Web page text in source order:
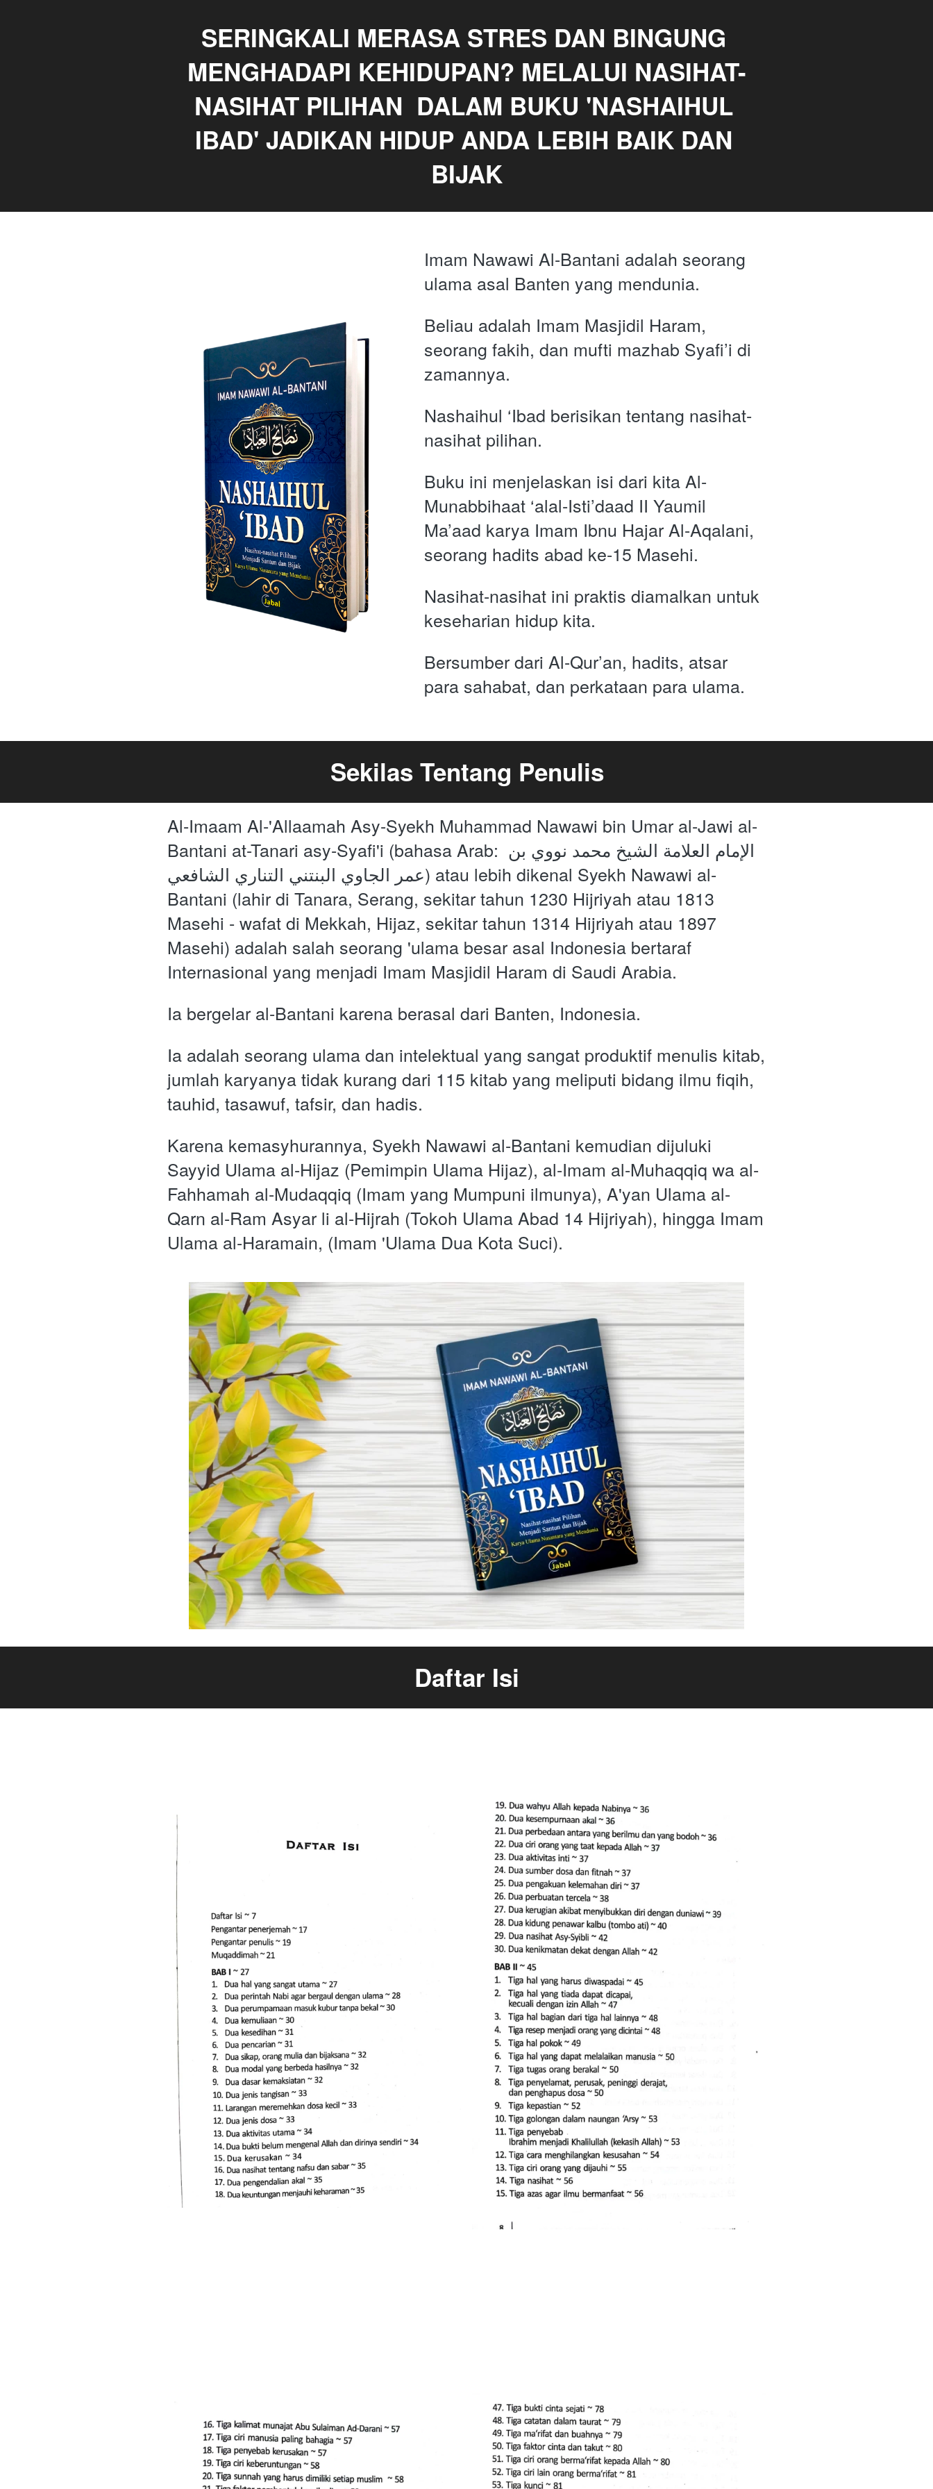
SERINGKALI MERASA STRES DAN BINGUNG
MENGHADAPI KEHIDUPAN? MELALUI NASIHAT-
NASIHAT PILIHAN  DALAM BUKU 'NASHAIHUL
IBAD' JADIKAN HIDUP ANDA LEBIH BAIK DAN
BIJAK
Imam Nawawi Al-Bantani adalah seorang
ulama asal Banten yang mendunia.
Beliau adalah Imam Masjidil Haram,
seorang fakih, dan mufti mazhab Syafi’i di
zamannya.
Nashaihul ‘Ibad berisikan tentang nasihat-
nasihat pilihan.
Buku ini menjelaskan isi dari kita Al-
Munabbihaat ‘alal-Isti’daad II Yaumil
Ma’aad karya Imam Ibnu Hajar Al-Aqalani,
seorang hadits abad ke-15 Masehi.
Nasihat-nasihat ini praktis diamalkan untuk
keseharian hidup kita.
Bersumber dari Al-Qur’an, hadits, atsar
para sahabat, dan perkataan para ulama.
Sekilas Tentang Penulis
Al-Imaam Al-'Allaamah Asy-Syekh Muhammad Nawawi bin Umar al-Jawi al-
Bantani at-Tanari asy-Syafi'i (bahasa Arab: الإمام العلامة الشيخ محمد نووي بن
عمر الجاوي البنتني التناري الشافعي‎) atau lebih dikenal Syekh Nawawi al-
Bantani (lahir di Tanara, Serang, sekitar tahun 1230 Hijriyah atau 1813
Masehi - wafat di Mekkah, Hijaz, sekitar tahun 1314 Hijriyah atau 1897
Masehi) adalah salah seorang 'ulama besar asal Indonesia bertaraf
Internasional yang menjadi Imam Masjidil Haram di Saudi Arabia.
Ia bergelar al-Bantani karena berasal dari Banten, Indonesia.
Ia adalah seorang ulama dan intelektual yang sangat produktif menulis kitab,
jumlah karyanya tidak kurang dari 115 kitab yang meliputi bidang ilmu fiqih,
tauhid, tasawuf, tafsir, dan hadis.
Karena kemasyhurannya, Syekh Nawawi al-Bantani kemudian dijuluki
Sayyid Ulama al-Hijaz (Pemimpin Ulama Hijaz), al-Imam al-Muhaqqiq wa al-
Fahhamah al-Mudaqqiq (Imam yang Mumpuni ilmunya), A'yan Ulama al-
Qarn al-Ram Asyar li al-Hijrah (Tokoh Ulama Abad 14 Hijriyah), hingga Imam
Ulama al-Haramain, (Imam 'Ulama Dua Kota Suci).
Daftar Isi